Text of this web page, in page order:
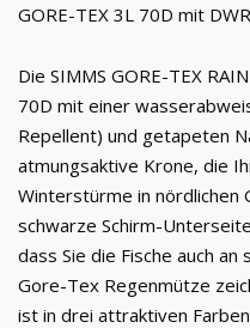
GORE-TEX 3L 70D mit
Die SIMMS GORE-TEX
70D mit einer
Repellent) und getapeten
atmungsaktive Krone, die
Winterstürme in nördlichen
schwarze Schirm-
dass Sie die Fische auch
Gore-Tex Regenmütze
ist in drei attraktiven